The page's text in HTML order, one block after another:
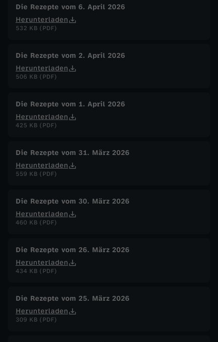
Die Rezepte vom 6. April 2026
Herunterladen
532 KB (PDF)
Die Rezepte vom 2. April 2026
Herunterladen
506 KB (PDF)
Die Rezepte vom 1. April 2026
Herunterladen
425 KB (PDF)
Die Rezepte vom 31. März 2026
Herunterladen
559 KB (PDF)
Die Rezepte vom 30. März 2026
Herunterladen
460 KB (PDF)
Die Rezepte vom 26. März 2026
Herunterladen
434 KB (PDF)
Die Rezepte vom 25. März 2026
Herunterladen
309 KB (PDF)